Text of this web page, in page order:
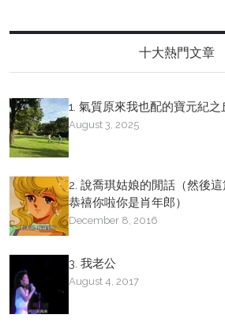
十大熱門文章
1. 氣質原來我也配的寶元紀之
August 3, 2025
2. 說喬琪姑娘的閒話（然後
恭禧你啦你是肖年郎）
December 8, 2016
3. 我老公
August 4, 2017